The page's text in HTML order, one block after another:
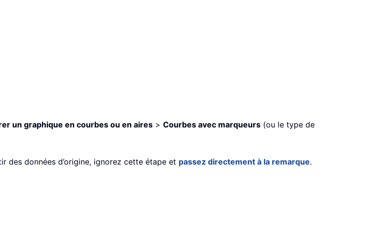
un graphique en courbes ou en aires > Courbes avec marqueurs (ou le type de
des données d’origine, ignorez cette étape et passez directement à la remarque.